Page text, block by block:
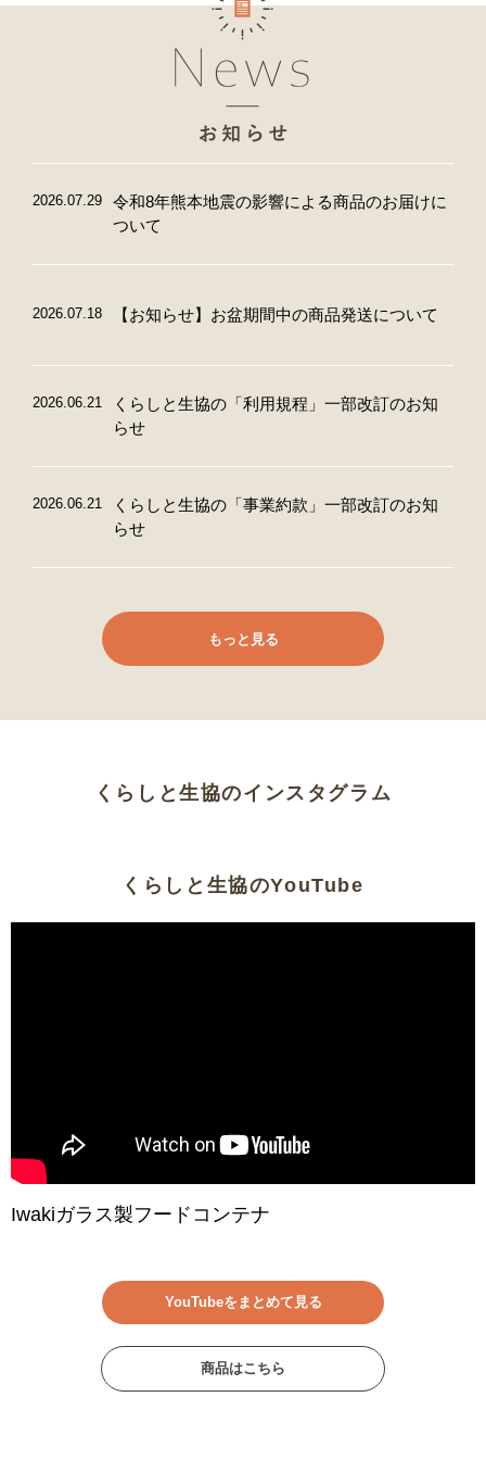
2026.07.29
令和8年熊本地震の影響による商品のお届けに
ついて
2026.07.18 【お知らせ】お盆期間中の商品発送について
2026.06.21
くらしと生協の「利用規程」一部改訂のお知
らせ
2026.06.21
くらしと生協の「事業約款」一部改訂のお知
らせ
もっと見る
くらしと生協のインスタグラム
くらしと生協のYouTube
Iwakiガラス製フードコンテナ
YouTubeをまとめて見る
商品はこちら